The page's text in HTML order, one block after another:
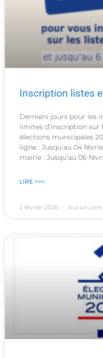
Inscription listes
Derniers jours pour les
limites d’inscription sur
élections municipales
ligne : Jusqu’au 04
mairie : Jusqu’au 06
LIRE >>>
2 février 2026 Aucun